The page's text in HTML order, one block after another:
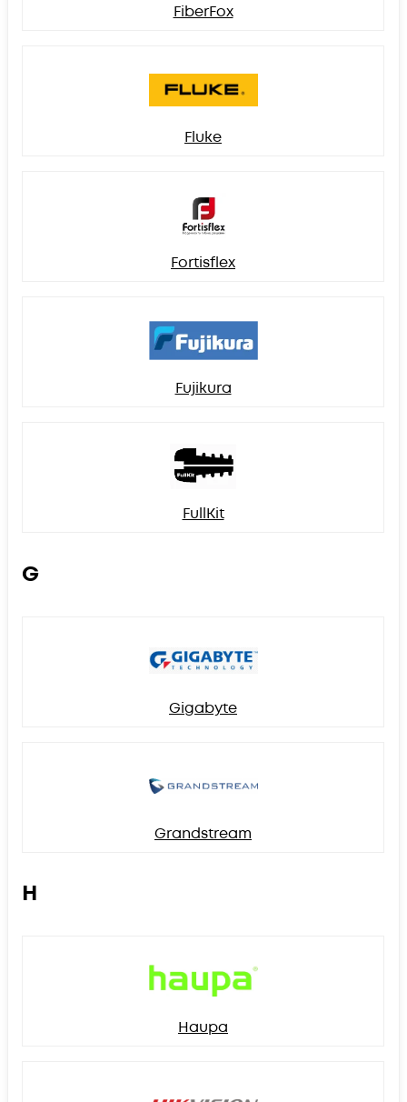
FiberFox
Fluke
Fortisflex
Fujikura
FullKit
G
Gigabyte
Grandstream
H
Haupa